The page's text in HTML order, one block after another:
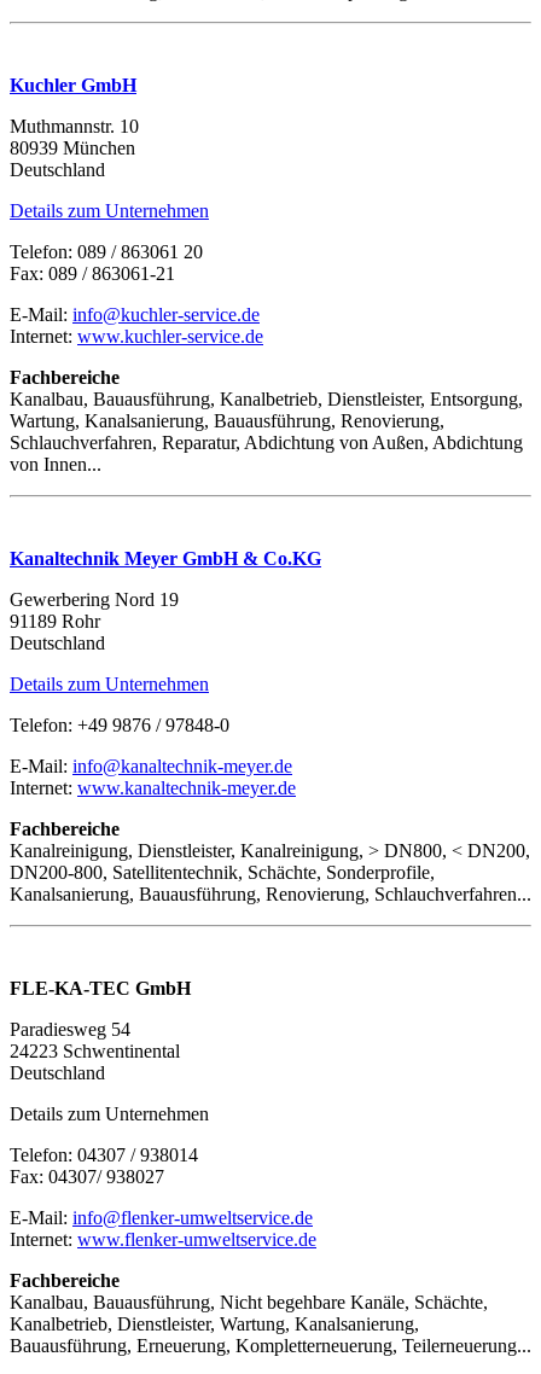
Kuchler GmbH
Muthmannstr. 10
80939 München
Deutschland
Details zum Unternehmen
Telefon: 089 / 863061 20
Fax: 089 / 863061-21
E-Mail: info@kuchler-service.de
Internet: www.kuchler-service.de
Fachbereiche
Kanalbau, Bauausführung, Kanalbetrieb, Dienstleister, Entsorgung,
Wartung, Kanalsanierung, Bauausführung, Renovierung,
Schlauchverfahren, Reparatur, Abdichtung von Außen, Abdichtung
von Innen...
Kanaltechnik Meyer GmbH & Co.KG
Gewerbering Nord 19
91189 Rohr
Deutschland
Details zum Unternehmen
Telefon: +49 9876 / 97848-0
E-Mail: info@kanaltechnik-meyer.de
Internet: www.kanaltechnik-meyer.de
Fachbereiche
Kanalreinigung, Dienstleister, Kanalreinigung, > DN800, < DN200,
DN200-800, Satellitentechnik, Schächte, Sonderprofile,
Kanalsanierung, Bauausführung, Renovierung, Schlauchverfahren...
FLE-KA-TEC GmbH
Paradiesweg 54
24223 Schwentinental
Deutschland
Details zum Unternehmen
Telefon: 04307 / 938014
Fax: 04307/ 938027
E-Mail: info@flenker-umweltservice.de
Internet: www.flenker-umweltservice.de
Fachbereiche
Kanalbau, Bauausführung, Nicht begehbare Kanäle, Schächte,
Kanalbetrieb, Dienstleister, Wartung, Kanalsanierung,
Bauausführung, Erneuerung, Kompletterneuerung, Teilerneuerung...